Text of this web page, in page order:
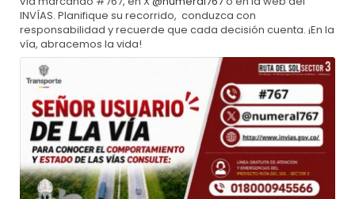
INVÍAS. Planifique su recorrido, conduzca con
responsabilidad y recuerde que cada decisión cuenta. ¡En la
vía, abracemos la vida!